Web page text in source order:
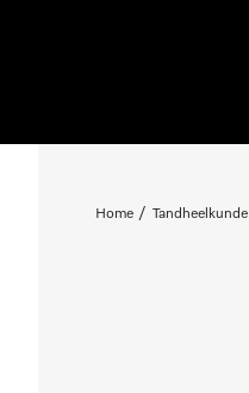
Home Tandheelkunde